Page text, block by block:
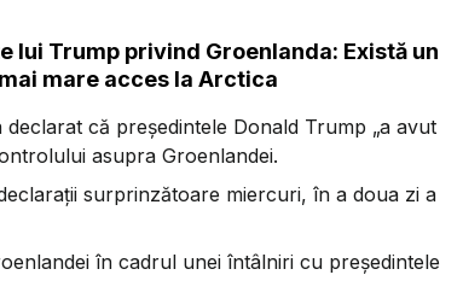
lui Trump privind Groenlanda: Există un
mare acces la Arctica
că președintele Donald Trump „a avut
asupra Groenlandei.
surprinzătoare miercuri, în a doua zi a
în cadrul unei întâlniri cu președintele